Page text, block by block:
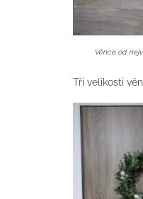
Věnce od
Tři velikosti